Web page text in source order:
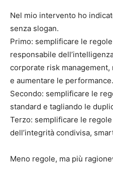
Nel mio intervento ho
senza slogan.
Primo: semplificare le
responsabile
corporate risk
e aumentare le performance.
Secondo: semplificare le
standard e tagliando le
Terzo: semplificare le
dell’integrità condivisa,
Meno regole, ma più